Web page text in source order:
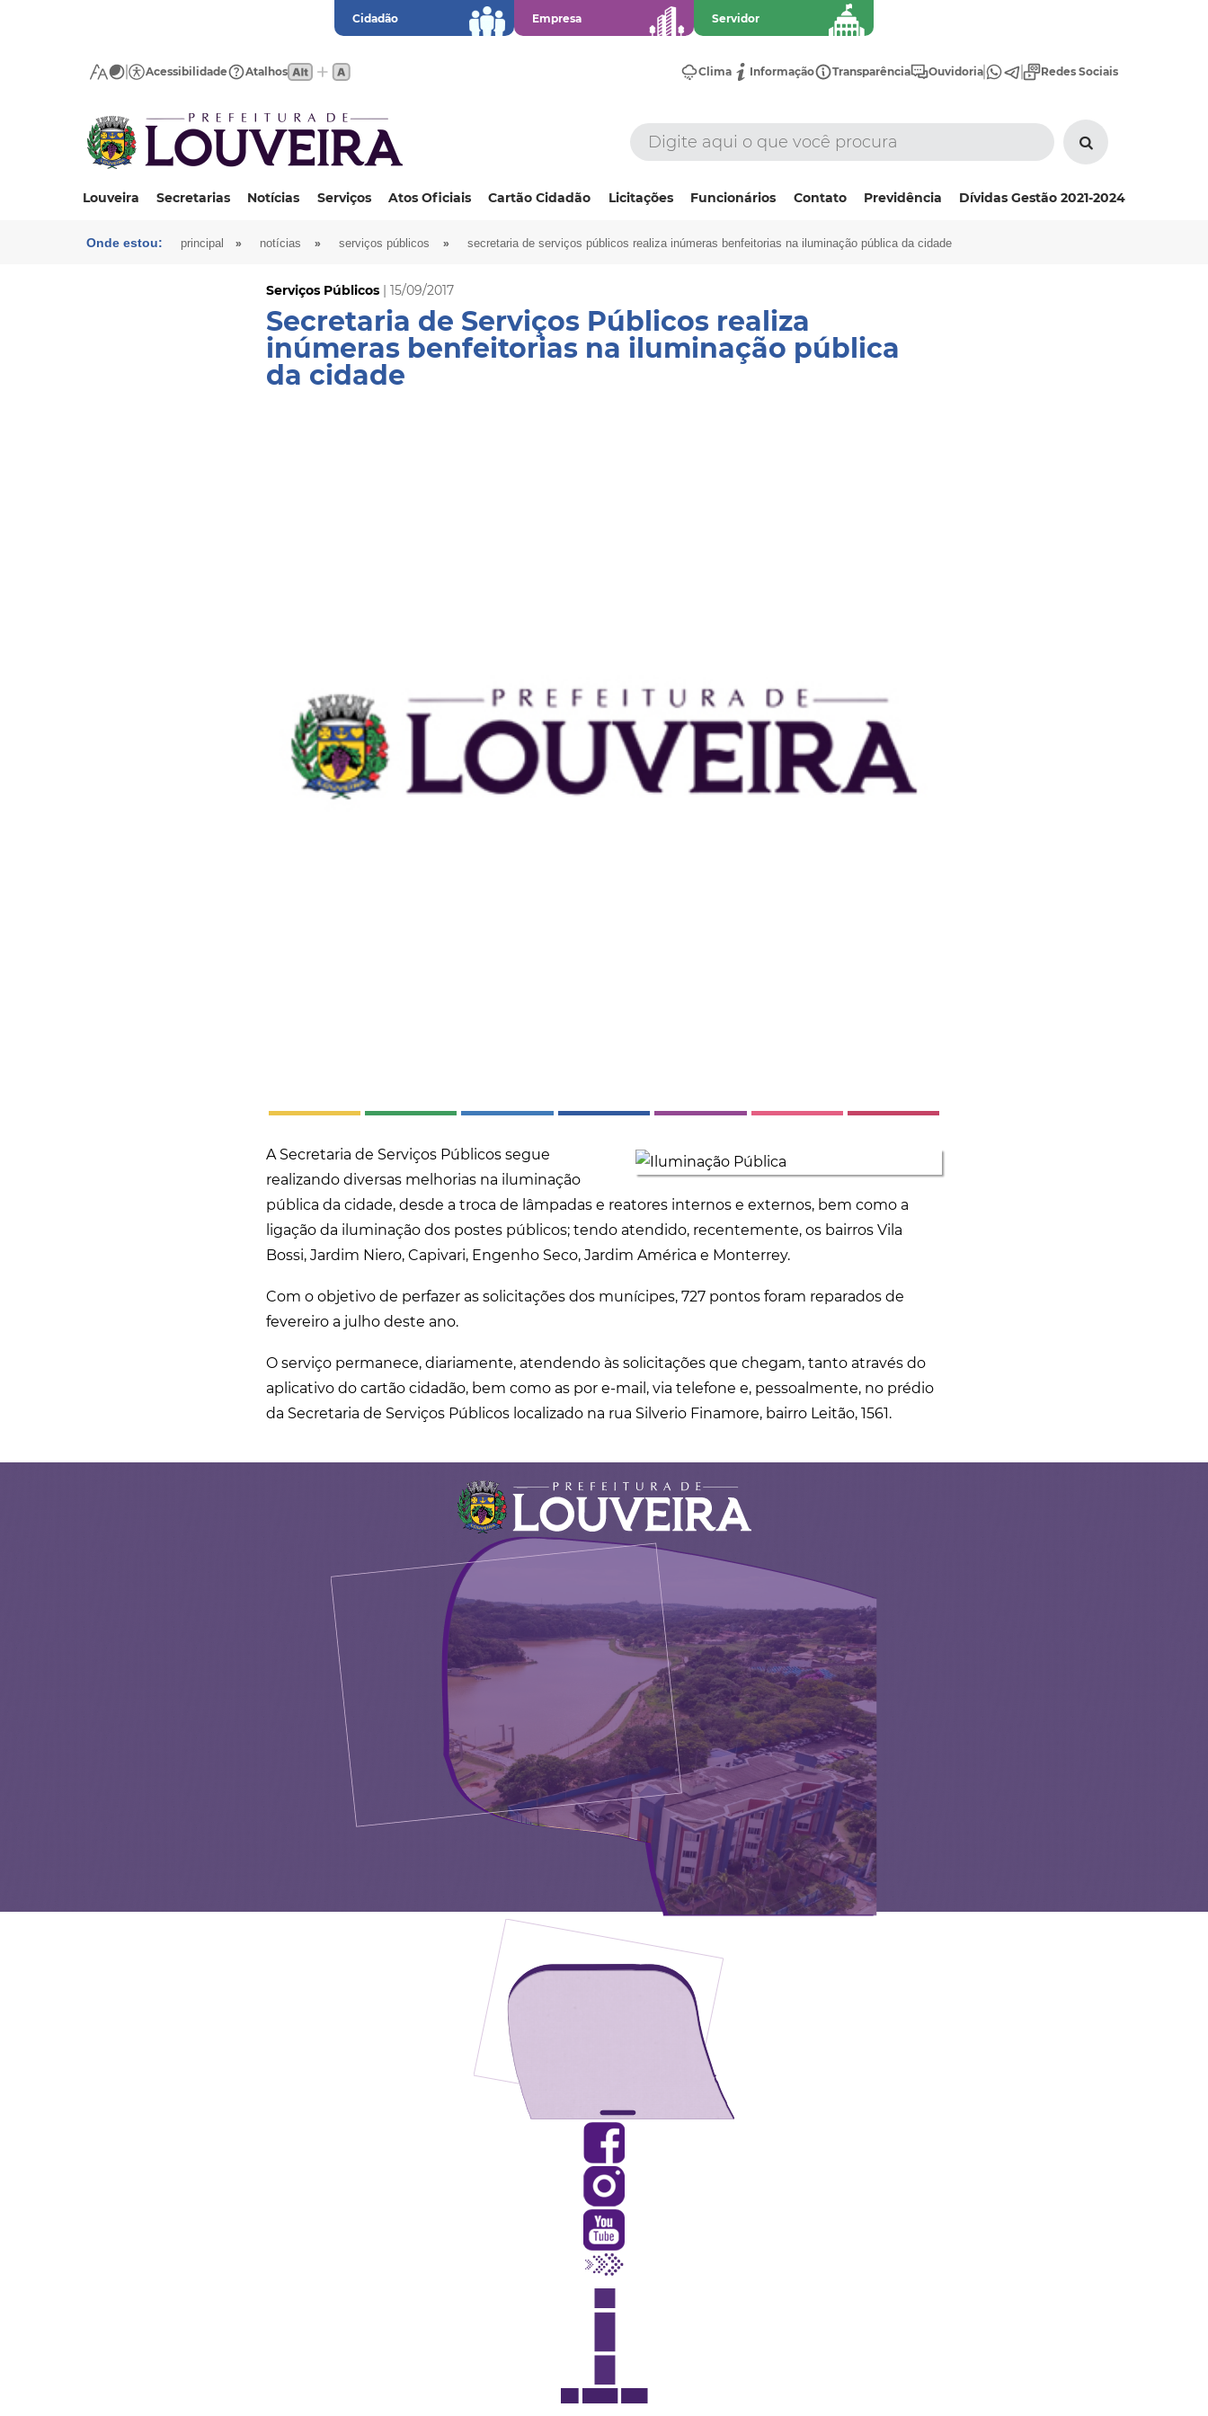
Cidadão Empresa Servidor
Acessibilidade Atalhos Clima Informação Transparência Ouvidoria Redes Sociais
Louveira Secretarias Notícias Serviços Atos Oficiais Cartão Cidadão Licitações Funcionários Contato Previdência Dívidas Gestão 2021-2024
Onde estou: principal » notícias » serviços públicos » secretaria de serviços públicos realiza inúmeras benfeitorias na iluminação pública da cidade
Serviços Públicos | 15/09/2017
Secretaria de Serviços Públicos realiza
inúmeras benfeitorias na iluminação pública
da cidade
A Secretaria de Serviços Públicos segue
realizando diversas melhorias na iluminação
pública da cidade, desde a troca de lâmpadas e reatores internos e externos, bem como a
ligação da iluminação dos postes públicos; tendo atendido, recentemente, os bairros Vila
Bossi, Jardim Niero, Capivari, Engenho Seco, Jardim América e Monterrey.
Com o objetivo de perfazer as solicitações dos munícipes, 727 pontos foram reparados de
fevereiro a julho deste ano.
O serviço permanece, diariamente, atendendo às solicitações que chegam, tanto através do
aplicativo do cartão cidadão, bem como as por e-mail, via telefone e, pessoalmente, no prédio
da Secretaria de Serviços Públicos localizado na rua Silverio Finamore, bairro Leitão, 1561.